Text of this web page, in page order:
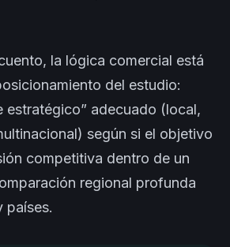
la lógica comercial está
del estudio:
estratégico” adecuado (local,
según si el objetivo
competitiva dentro de un
regional profunda
países.